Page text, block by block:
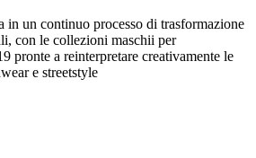
un continuo processo di trasformazione
con le collezioni maschii per
pronte a reinterpretare creativamente le
e streetstyle